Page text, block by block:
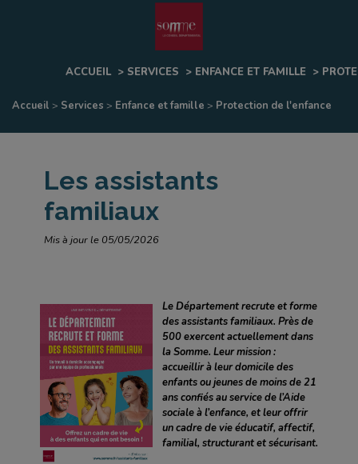
ACCUEIL >SERVICES > ENFANCE ET FAMILLE >
Accueil > Services > Enfance et famille > Protection de l'enfance
Les assistants
familiaux
Mis à jour le 05/05/2026
Le Département recrute et forme
des assistants familiaux. Près de
500 exercent actuellement dans
la Somme. Leur mission :
accueillir à leur domicile des
enfants ou jeunes de moins de 21
ans confiés au service de l’Aide
sociale à l’enfance, et leur offrir
un cadre de vie éducatif, affectif,
familial, structurant et sécurisant.
chat